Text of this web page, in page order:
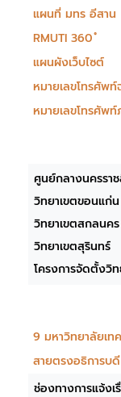
แผนที่ มทร อีสาน
RMUTI 360 ํ
แผนผังเว็บไซต์
หมายเลขโทรศัพท์
หมายเลขโทรศัพท์
ศูนย์กลางนครรา
วิทยาเขตขอนแก่น
วิทยาเขตสกลนคร
วิทยาเขตสุรินทร์
โครงการจัดตั้งวิ
9 มหาวิทยาลัยเท
สายตรงอธิการบ
ช่องทางการแจ้ง